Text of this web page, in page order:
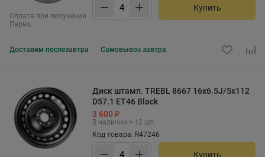
Оплата при получении
Пермь
Купить
Доставим послезавтра Самовывоз завтра
Диск штамп. TREBL 8667 16x6.5J/5x112
D57.1 ET46 Black
3 600 ₽
В наличии > 12 шт.
Код товара: R47246
Купить